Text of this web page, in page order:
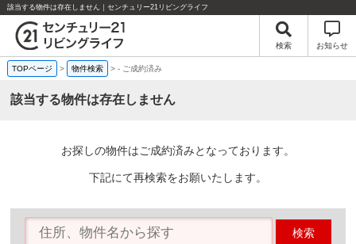
該当する物件は存在しません｜センチュリー21リビングライフ
検索 お知らせ
TOPページ > 物件検索 >- ご成約済み
該当する物件は存在しません
お探しの物件はご成約済みとなっております。
下記にて再検索をお願いたします。
検索